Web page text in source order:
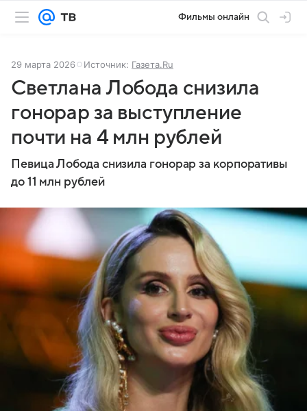
Фильмы онлайн
29 марта 2026 Источник: Газета.Ru
Светлана Лобода снизила
гонорар за выступление
почти на 4 млн рублей
Певица Лобода снизила гонорар за корпоративы
до 11 млн рублей